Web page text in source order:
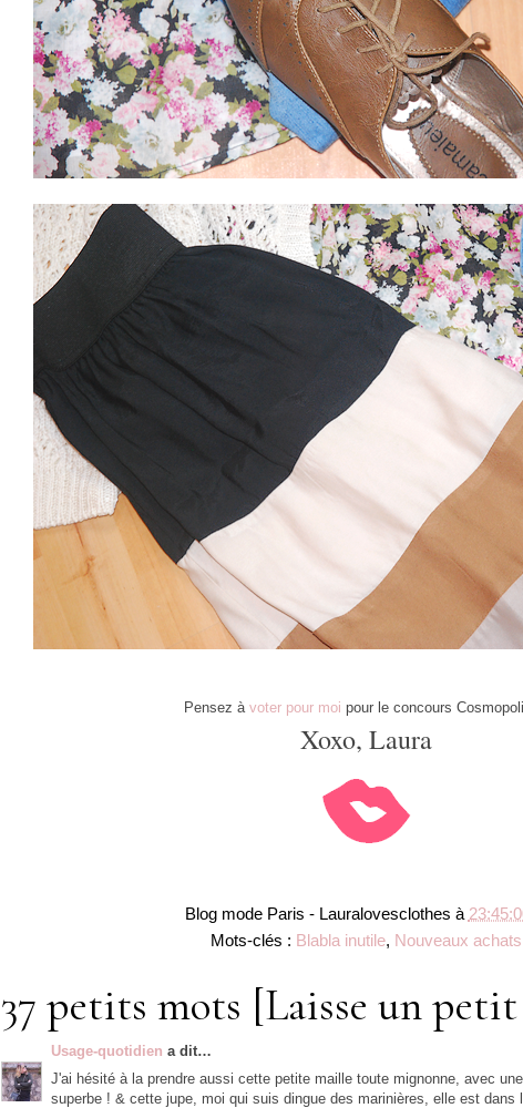
Pensez à voter pour moi pour le concours
Xoxo, Laura
Blog mode Paris - Lauralovesclothes à
Mots-clés : Blabla inutile, Nouveaux achats
37 petits mots [Laisse un
Usage-quotidien a dit…
J'ai hésité à la prendre aussi cette petite maille toute mignonne, avec
superbe ! & cette jupe, moi qui suis dingue des marinières, elle est dans